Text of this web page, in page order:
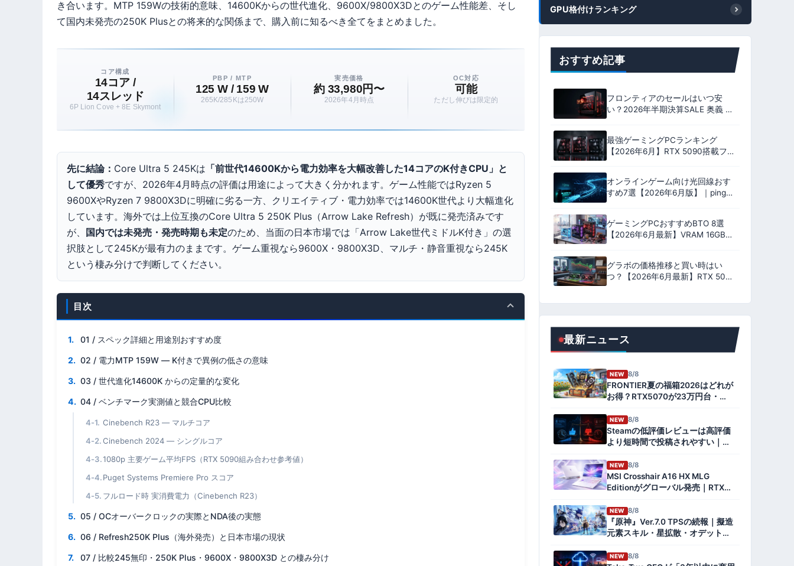
き合います。MTP 159Wの技術的意味、14600Kからの世代進化、9600X/9800X3Dとのゲーム性能差、そし
て国内未発売の250K Plusとの将来的な関係まで、購入前に知るべき全てをまとめました。
コア構成
14コア /
14スレッド
6P Lion Cove + 8E Skymont
PBP / MTP
125 W / 159 W
265K/285Kは250W
実売価格
約 33,980円〜
2026年4月時点
OC対応
可能
ただし伸びは限定的
先に結論： Core Ultra 5 245Kは 「前世代14600Kから電力効率を大幅改善した14コアのK付きCPU」と
して優秀ですが、2026年4月時点の評価は用途によって大きく分かれます。ゲーム性能ではRyzen 5
9600XやRyzen 7 9800X3Dに明確に劣る一方、クリエイティブ・電力効率では14600K世代より大幅進化
しています。海外では上位互換のCore Ultra 5 250K Plus （Arrow Lake Refresh）が既に発売済みです
が、 国内では未発売・発売時期も未定のため、当面の日本市場では「Arrow Lake世代ミドルK付き」の選
択肢として245Kが最有力のままです。ゲーム重視なら9600X・9800X3D、マルチ・静音重視なら245K
という棲み分けで判断してください。
目次
01 / スペック詳細と用途別おすすめ度
02 / 電力MTP 159W — K付きで異例の低さの意味
03 / 世代進化14600K からの定量的な変化
04 / ベンチマーク実測値と競合CPU比較
Cinebench R23 — マルチコア
Cinebench 2024 — シングルコア
1080p 主要ゲーム平均FPS（RTX 5090組み合わせ参考値）
Puget Systems Premiere Pro スコア
フルロード時 実消費電力（Cinebench R23）
05 / OCオーバークロックの実際とNDA後の実態
06 / Refresh250K Plus（海外発売）と日本市場の現状
07 / 比較245無印・250K Plus・9600X・9800X3D との棲み分け
GPU格付けランキング
おすすめ記事
フロンティアのセールはいつ安
い？2026年半期決算SALE 奥義 全
18機種のおすすめ｜いちおしは
9800X3D ＋ RX 9070 XT
最強ゲーミングPCランキング
【2026年6月】RTX 5090搭載フラ
グシップ9機を性能・安定性・コス
パ・保証の4軸100点で格付け
オンラインゲーム向け光回線おす
すめ7選【2026年6月版】｜ping実
測比較とプロバイダ選びで失敗し
ない完全ガイド
ゲーミングPCおすすめBTO 8選
【2026年6月最新】VRAM 16GB中
心・17万円台〜RTX 5060
Ti/5070/5080搭載モデル
グラボの価格推移と買い時はい
つ？【2026年6月最新】RTX 50・
RX 9000の値下がり予測と購入判
最新ニュース
NEW 8/8
FRONTIER夏の福箱2026はどれが
お得？RTX5070が23万円台・
月8日〜17日】
NEW 8/8
Steamの低評価レビューは高評価
より短時間で投稿されやすい｜
レイ時間と文章量の傾向
NEW 8/8
MSI Crosshair A16 HX MLG
Editionがグローバル発売｜RTX
NEW 8/8
『原神』Ver.7.0 TPSの続報｜擬造
元素スキル・星拡散・オデットの
【8月12日配信】
NEW 8/8